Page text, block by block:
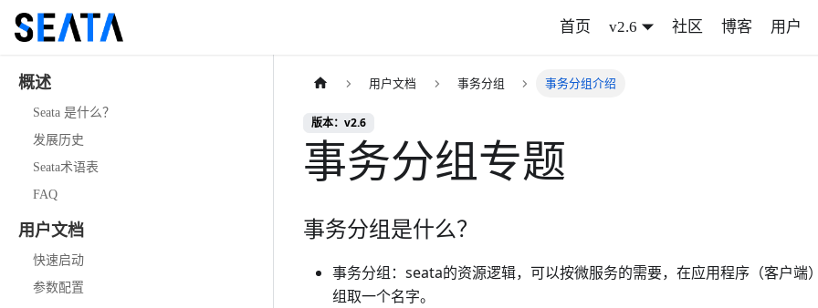
首页 v2.6 社区 博客 用户
概述
Seata 是什么？
发展历史
Seata术语表
FAQ
用户文档
快速启动
参数配置
用户文档 事务分组 事务分组介绍
版本：v2.6
事务分组专题
事务分组是什么？
事务分组：seata的资源逻辑，可以按微服务的需要，在应用程序（客户端
组取一个名字。